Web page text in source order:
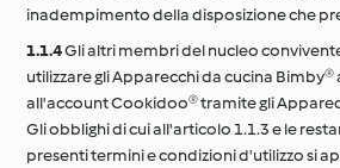
inadempimento della disposizione che
1.1.4Gli altri membri del nucleo
utilizzare gli Apparecchi da cucina
all'account Cookidoo® tramite gli
Gli obblighi di cui all'articolo 1.1.3 e le
presenti termini e condizioni d'utilizzo si